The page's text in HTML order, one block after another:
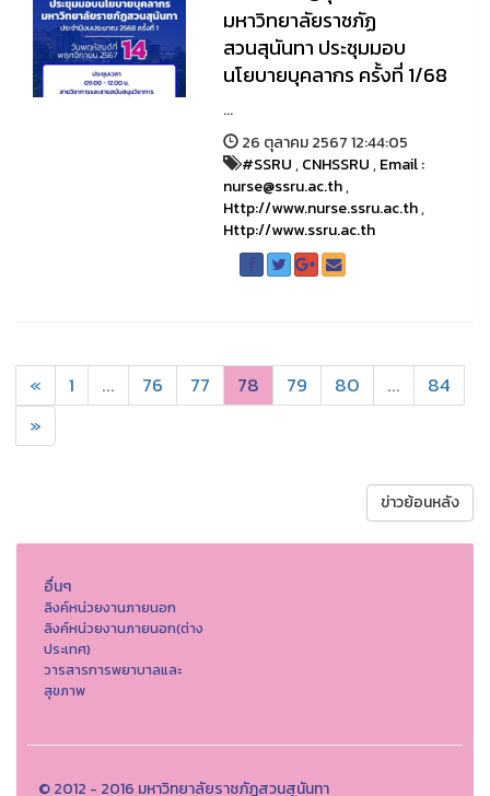
มหาวิทยาลัยราชภัฏ
สวนสุนันทา ประชุมมอบ
นโยบายบุคลากร ครั้งที่ 1/68
...
26 ตุลาคม 2567 12:44:05
#SSRU,CNHSSRU,Email :
nurse@ssru.ac.th,
Http://www.nurse.ssru.ac.th,
Http://www.ssru.ac.th
« 1 ... 76 77 78 79 80 ...
84
»
ข่าวย้อนหลัง
อื่นๆ
ลิงค์หน่วยงานภายนอก
ลิงค์หน่วยงานภายนอก(ต่าง
ประเทศ)
วารสารการพยาบาลและ
สุขภาพ
© 2012 - 2016 มหาวิทยาลัยราชภัฏสวนสุนันทา